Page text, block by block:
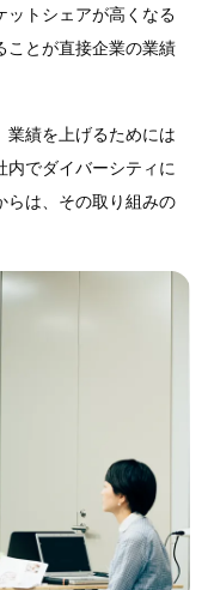
ットシェアが高くなる
ことが直接企業の業績
業績を上げるためには
内でダイバーシティに
らは、その取り組みの